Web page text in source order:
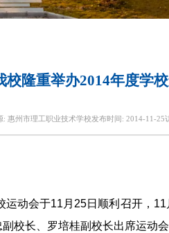
校隆重举办2014年度学
: 惠州市理工职业技术学校发布时间: 2014-11-25
运动会于11月25日顺利召开，
校长、罗培桂副校长出席运动会